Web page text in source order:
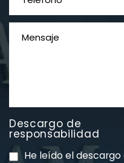
Descargo de
responsabilidad
He leído el